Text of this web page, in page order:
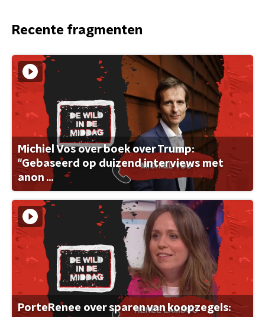
Recente fragmenten
Michiel Vos over boek over Trump:
"Gebaseerd op duizend interviews met
anon ...
PorteRenee over sparen van koopzegels: